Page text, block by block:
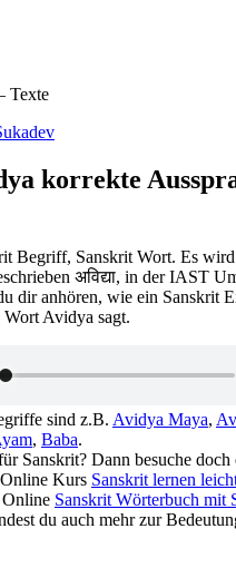
Texte
korrekte
Begriff, Sanskrit Wort. Es
अविद्या, in der IAST
dir anhören, wie ein Sanskrit
Wort Avidya sagt.
sind z.B. Avidya Maya,
, Baba.
Sanskrit? Dann besuche doch
Kurs Sanskrit lernen
Online Sanskrit Wörterbuch mit
du auch mehr zur